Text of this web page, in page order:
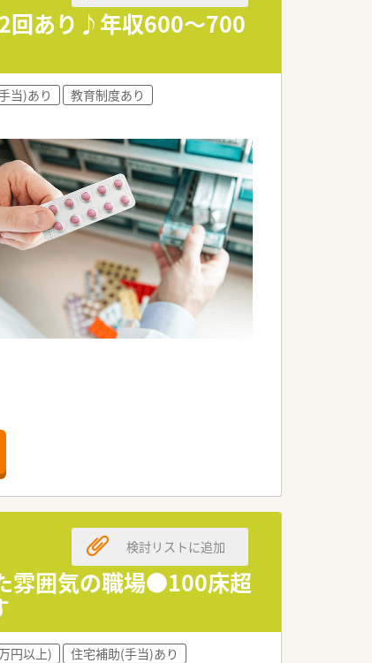
2回あり♪年収600～700
当)あり
教育制度あり
雰囲気の職場●100床超
検討リストに追加
円以上)
住宅補助(手当)あり